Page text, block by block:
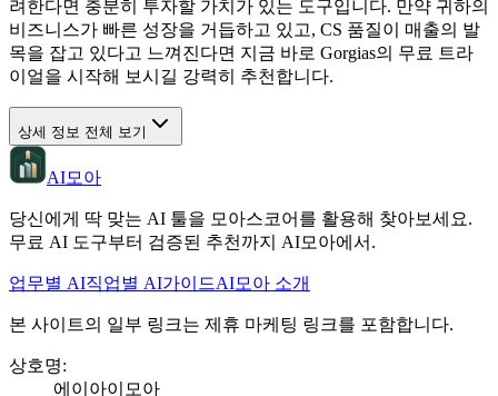
려한다면 충분히 투자할 가치가 있는 도구입니다. 만약 귀하의
비즈니스가 빠른 성장을 거듭하고 있고, CS 품질이 매출의 발
목을 잡고 있다고 느껴진다면 지금 바로 Gorgias의 무료 트라
이얼을 시작해 보시길 강력히 추천합니다.
상세 정보 전체 보기
AI모아
당신에게 딱 맞는 AI 툴을 모아스코어를 활용해 찾아보세요.
무료 AI 도구부터 검증된 추천까지 AI모아에서.
업무별 AI직업별 AI가이드AI모아 소개
본 사이트의 일부 링크는 제휴 마케팅 링크를 포함합니다.
상호명:
에이아이모아